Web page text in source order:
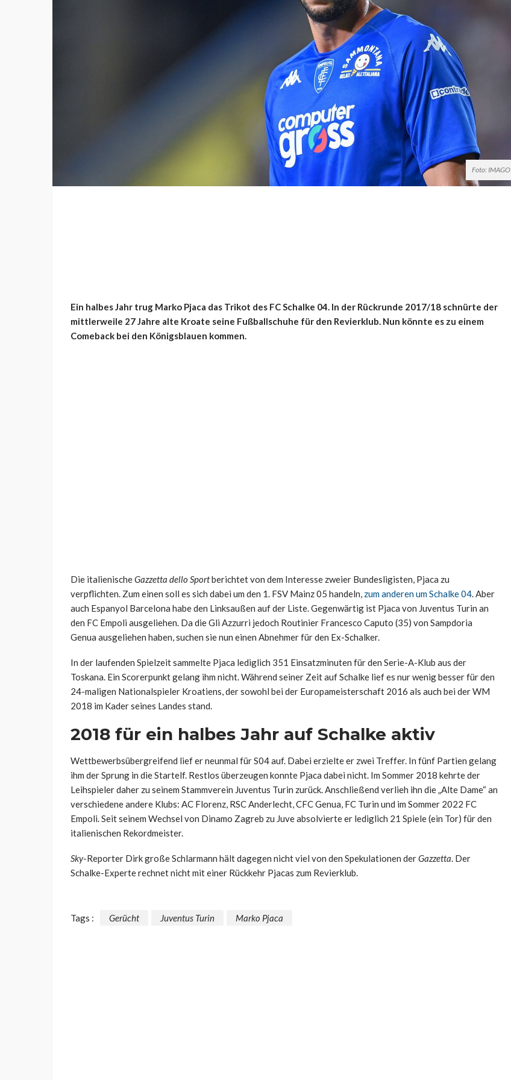
Foto: IMAGO
Ein halbes Jahr trug Marko Pjaca das Trikot des FC Schalke 04. In der Rückrunde 2017/18 schnürte der
mittlerweile 27 Jahre alte Kroate seine Fußballschuhe für den Revierklub. Nun könnte es zu einem
Comeback bei den Königsblauen kommen.
Die italienischeGazzetta dello Sportberichtet von dem Interesse zweier Bundesligisten, Pjaca zu
verpflichten. Zum einen soll es sich dabei um den 1. FSV Mainz 05 handeln, zum anderen um Schalke 04. Aber
auch Espanyol Barcelona habe den Linksaußen auf der Liste. Gegenwärtig ist Pjaca von Juventus Turin an
den FC Empoli ausgeliehen. Da die Gli Azzurri jedoch Routinier Francesco Caputo (35) von Sampdoria
Genua ausgeliehen haben, suchen sie nun einen Abnehmer für den Ex-Schalker.
In der laufenden Spielzeit sammelte Pjaca lediglich 351 Einsatzminuten für den Serie-A-Klub aus der
Toskana. Ein Scorerpunkt gelang ihm nicht. Während seiner Zeit auf Schalke lief es nur wenig besser für den
24-maligen Nationalspieler Kroatiens, der sowohl bei der Europameisterschaft 2016 als auch bei der WM
2018 im Kader seines Landes stand.
2018 für ein halbes Jahr auf Schalke aktiv
Wettbewerbsübergreifend lief er neunmal für S04 auf. Dabei erzielte er zwei Treffer. In fünf Partien gelang
ihm der Sprung in die Startelf. Restlos überzeugen konnte Pjaca dabei nicht. Im Sommer 2018 kehrte der
Leihspieler daher zu seinem Stammverein Juventus Turin zurück. Anschließend verlieh ihn die „Alte Dame“ an
verschiedene andere Klubs: AC Florenz, RSC Anderlecht, CFC Genua, FC Turin und im Sommer 2022 FC
Empoli. Seit seinem Wechsel von Dinamo Zagreb zu Juve absolvierte er lediglich 21 Spiele (ein Tor) für den
italienischen Rekordmeister.
Sky-Reporter Dirk große Schlarmann hält dagegen nicht viel von den Spekulationen derGazzetta. Der
Schalke-Experte rechnet nicht mit einer Rückkehr Pjacas zum Revierklub.
Tags : Gerücht Juventus Turin Marko Pjaca